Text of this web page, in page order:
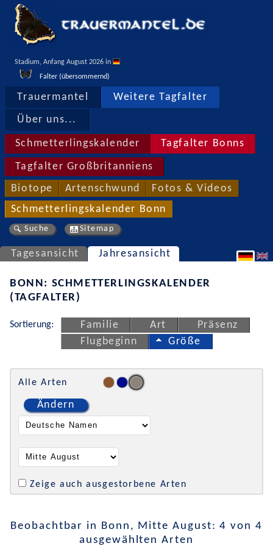
Stadium, Anfang August 2026 in
Falter (übersommernd)
Trauermantel Weitere Tagfalter
Über uns...
Schmetterlingskalender Tagfalter Bonns
Tagfalter Großbritanniens
Biotope Artenschwund Fotos & Videos
Schmetterlingskalender Bonn
Suche Sitemap
Tagesansicht Jahresansicht
BONN: SCHMETTERLINGSKALENDER
(TAGFALTER)
Sortierung: Familie Art
Präsenz
Flugbeginn
Größe
Alle Arten
Ändern
Zeige auch ausgestorbene Arten
Beobachtbar in Bonn, Mitte August: 4 von 4
ausgewählten Arten